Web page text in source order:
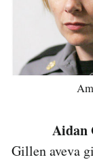
Aidan
Gillen aveva